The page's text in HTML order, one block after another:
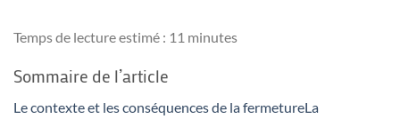
Temps de lecture estimé : 11 minutes
Sommaire de l’article
Le contexte et les conséquences de la fermetureLa